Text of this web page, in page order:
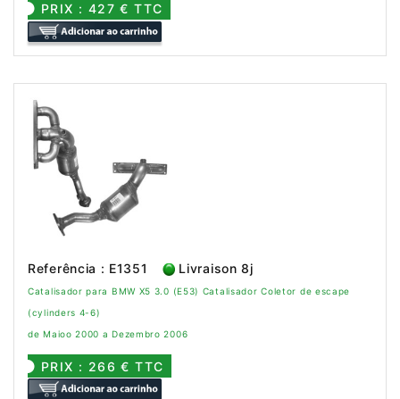
PRIX : 427 € TTC
Referência : E1351 Livraison 8j
Catalisador para BMW X5 3.0 (E53) Catalisador Coletor de escape
(cylinders 4-6)
de Maioo 2000 a Dezembro 2006
PRIX : 266 € TTC